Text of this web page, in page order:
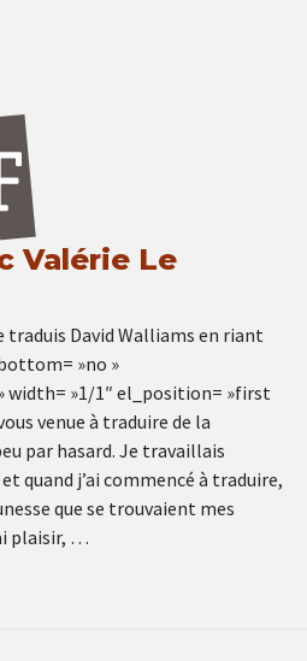
Valérie Le
David Walliams en riant
»no »
width= »1/1″ el_position= »first
venue à traduire de la
par hasard. Je travaillais
quand j’ai commencé à traduire,
que se trouvaient mes
plaisir, …